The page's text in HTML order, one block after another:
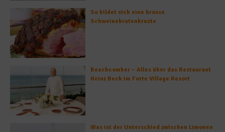
So bildet sich eine krosse
Schweinebratenkruste
Beachcomber – Alles über das Restaurant
Heinz Beck im Forte Village Resort
Was ist der Unterschied zwischen Limonen